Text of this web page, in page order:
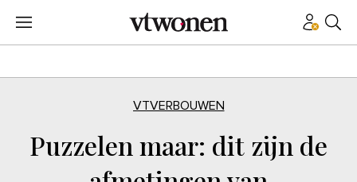
VTVERBOUWEN
Puzzelen maar: dit zijn de